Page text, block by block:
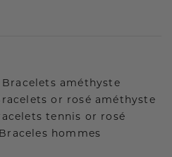
Bracelets améthyste
or rosé améthyste
tennis or rosé
Braceles hommes